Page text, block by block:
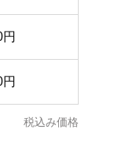
税込み価格